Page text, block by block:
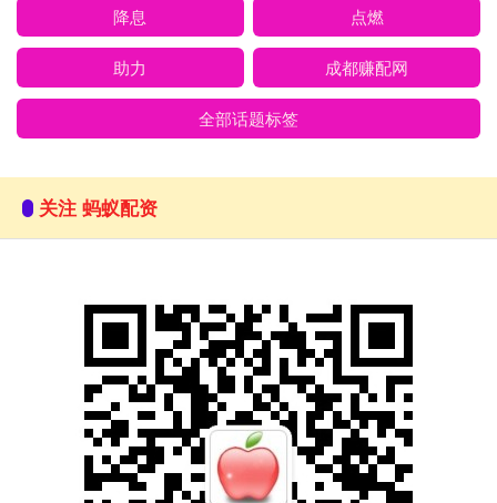
降息 点燃
助力 成都赚配网
全部话题标签
关注 蚂蚁配资